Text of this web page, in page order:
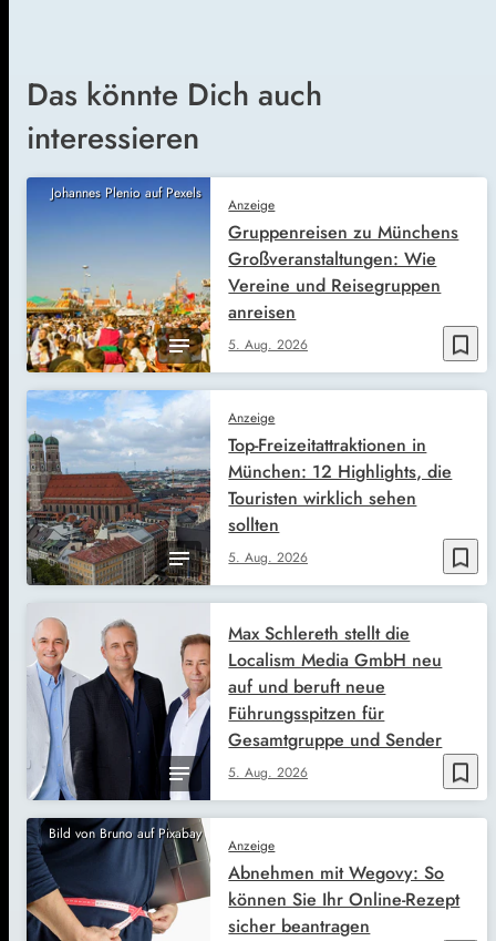
Das könnte Dich auch
interessieren
Johannes Plenio auf Pexels
bookmark_border
Anzeige
5. Aug. 2026
Gruppenreisen zu Münchens
Großveranstaltungen: Wie
Vereine und Reisegruppen
anreisen
bookmark_border
Anzeige
5. Aug. 2026
Top-Freizeitattraktionen in
München: 12 Highlights, die
Touristen wirklich sehen
sollten
bookmark_border
5. Aug. 2026
Max Schlereth stellt die
Localism Media GmbH neu
auf und beruft neue
Führungsspitzen für
Gesamtgruppe und Sender
Bild von Bruno auf Pixabay
Anzeige
Abnehmen mit Wegovy: So
können Sie Ihr Online-Rezept
sicher beantragen